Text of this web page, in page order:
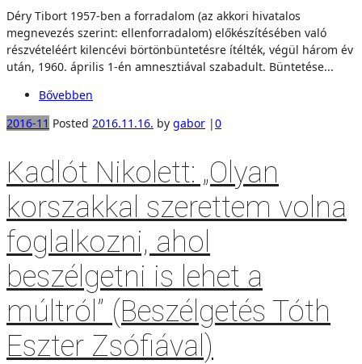
Déry Tibort 1957-ben a forradalom (az akkori hivatalos
megnevezés szerint: ellenforradalom) előkészítésében való
részvételéért kilencévi börtönbüntetésre ítélték, végül három év
után, 1960. április 1-én amnesztiával szabadult. Büntetése...
Bővebben
2016-11 Posted 2016.11.16. by gabor |0
Kadlót Nikolett: „Olyan
korszakkal szerettem volna
foglalkozni, ahol
beszélgetni is lehet a
múltról” (Beszélgetés Tóth
Eszter Zsófiával)